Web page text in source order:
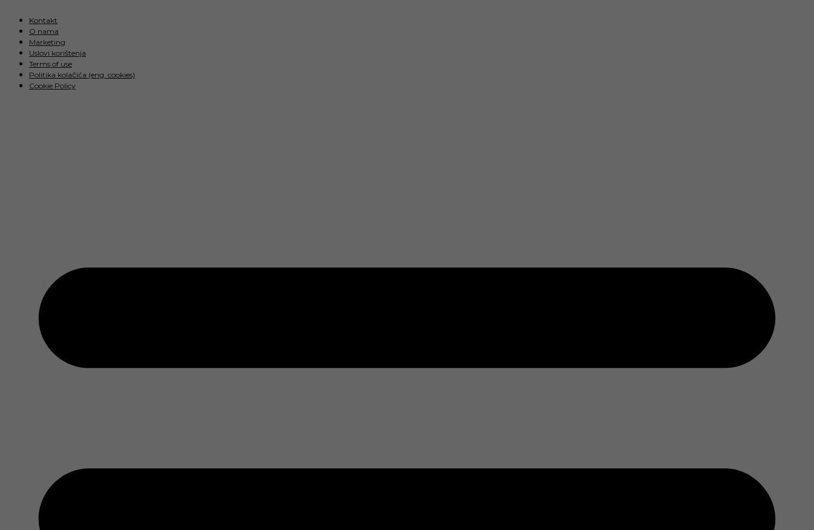
content
Kontakt
O nama
Marketing
Uslovi korištenja
Terms of use
Politika kolačića (eng. cookies)
Cookie Policy